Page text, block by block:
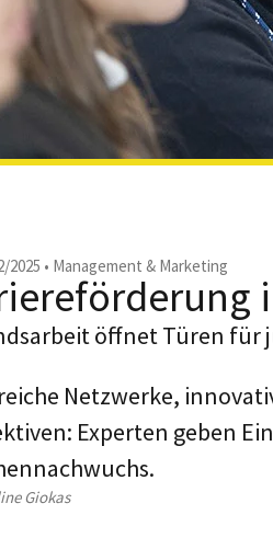
2025 • Management & Marketing
öffnet Türen für
Netzwerke,
Experten geben
Giokas